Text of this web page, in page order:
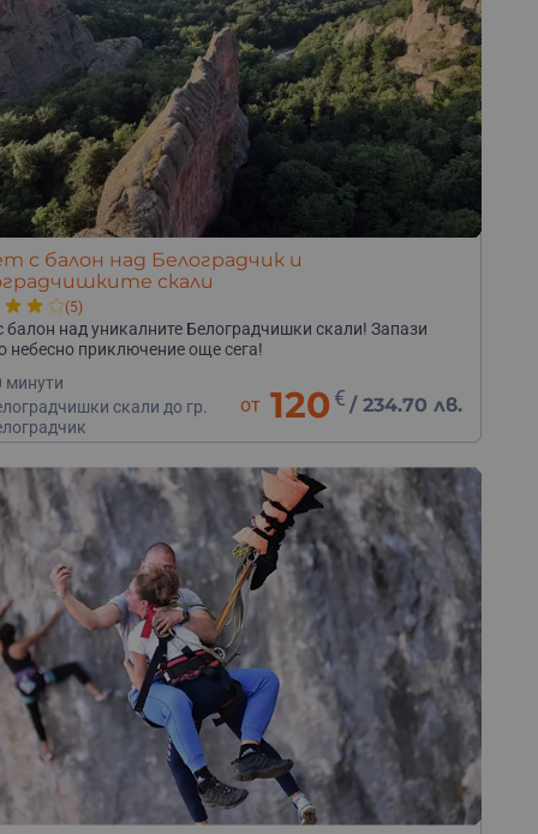
с балон над Белоградчик и
скали
(5)
балон над уникалните Белоградчишки скали! Запази
небесно приключение още сега!
минути
скали до гр.
от 120 € / 234.70 лв.